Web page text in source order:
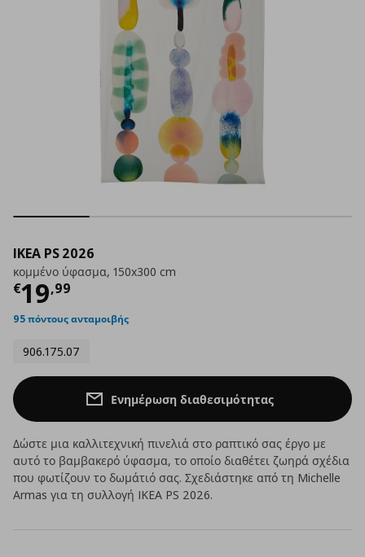
IKEA PS 2026
κομμένο ύφασμα, 150x300 cm
€19,99
Τρέχουσα τιμή
95 πόντους ανταμοιβής
906.175.07
Ενημέρωση διαθεσιμότητας
Δώστε μια καλλιτεχνική πινελιά στο ραπτικό σας έργο με
αυτό το βαμβακερό ύφασμα, το οποίο διαθέτει ζωηρά σχέδια
που φωτίζουν το δωμάτιό σας. Σχεδιάστηκε από τη Michelle
Armas για τη συλλογή IKEA PS 2026.